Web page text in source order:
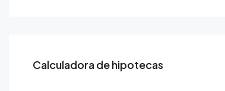
Calculadora de hipotecas